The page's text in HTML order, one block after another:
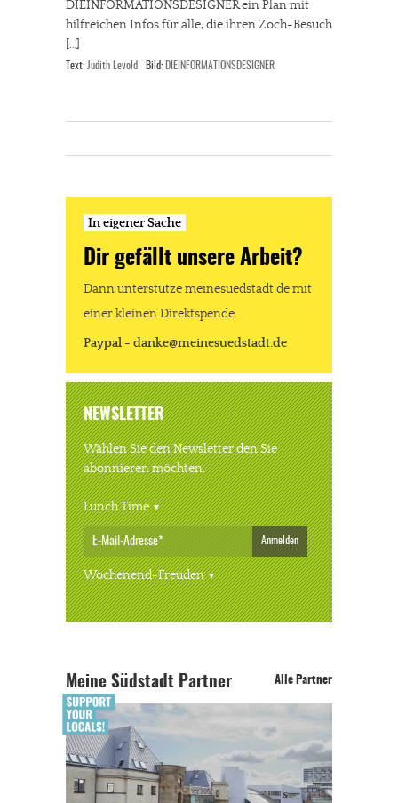
DIEINFORMATIONSDESIGNER ein Plan mit
hilfreichen Infos für alle, die ihren Zoch-Besuch
[…]
Text: Judith Levold Bild: DIEINFORMATIONSDESIGNER
In eigener Sache
Dir gefällt unsere Arbeit?
Dann unterstütze meinesuedstadt.de mit
einer kleinen Direktspende.
Paypal - danke@meinesuedstadt.de
NEWSLETTER
Wählen Sie den Newsletter den Sie
abonnieren möchten.
Lunch Time
Anmelden
Wochenend-Freuden
Meine Südstadt Partner Alle Partner